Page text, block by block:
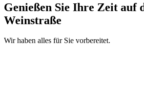
Genießen Sie Ihre Zeit auf
Weinstraße
Wir haben alles für Sie vorbereitet.